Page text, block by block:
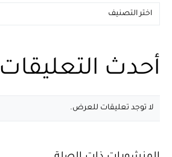
أحدث التعليقات
لا توجد تعليقات للعرض.